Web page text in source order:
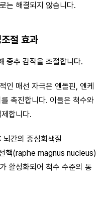
는 해결되지 않습니다.
절 효과
중추 감작을 조절합니다.
인 매선 자극은 엔돌핀, 엔케
촉진합니다. 이들은 척수와
합니다.
: 뇌간의 중심회색질
핵(raphe magnus nucleus)
활성화되어 척수 수준의 통